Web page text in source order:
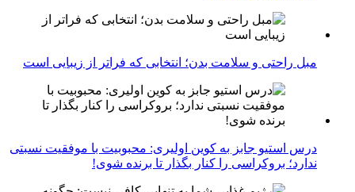
مبل راحتی و سلامت بدن؛ انتخابی که فراتر از زیبایی است
درس استیو جابز به کوین اولیری: محبوبیت با موفقیت نسبتی
ندارد؛ بروکراسی را کنار بگذار تا برنده شوی!